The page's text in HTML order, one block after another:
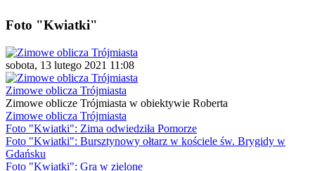
Foto "Kwiatki"
sobota, 13 lutego 2021 11:08
Zimowe oblicza Trójmiasta
Zimowe oblicze Trójmiasta w obiektywie Roberta
Zimowe oblicza Trójmiasta
Foto "Kwiatki": Zima odwiedziła Pomorze
Foto "Kwiatki": Bursztynowy ołtarz w kościele św. Brygidy w
Gdańsku
Foto "Kwiatki": Gra w zielone